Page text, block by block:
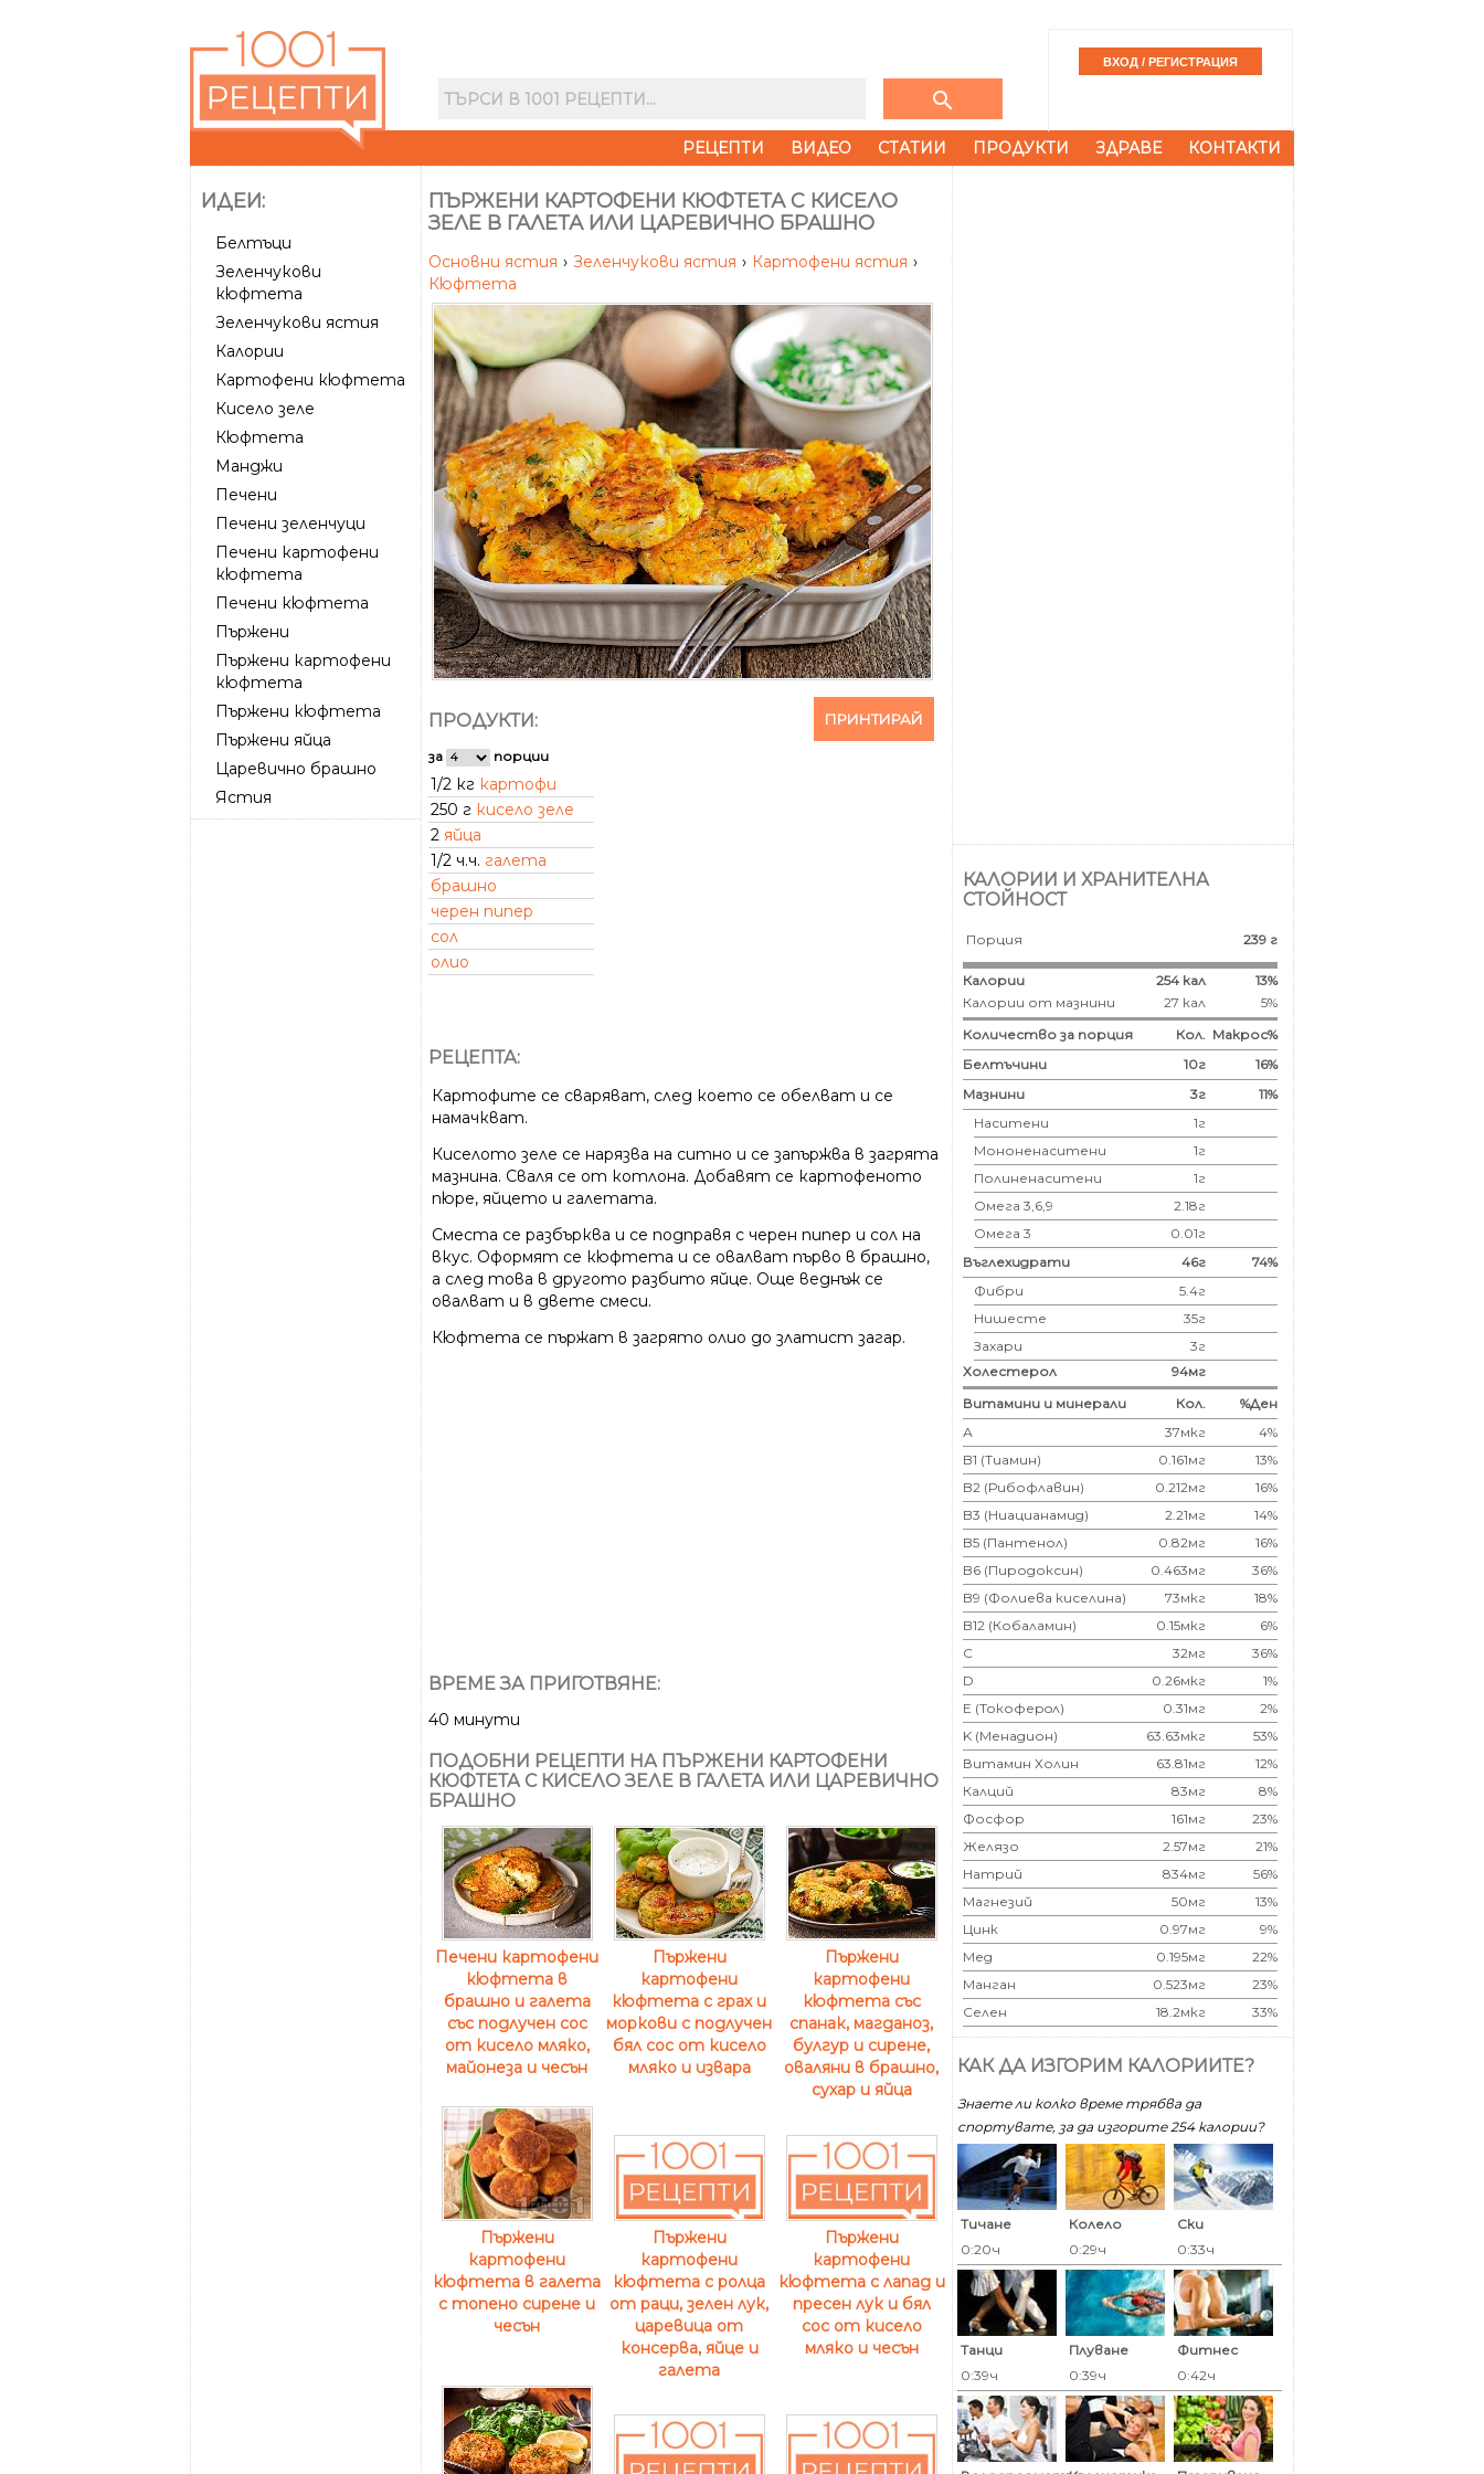
search
РЕЦЕПТИ ВИДЕО СТАТИИ ПРОДУКТИ ЗДРАВЕ КОНТАКТИ
ИДЕИ:
Белтъци
Зеленчукови
кюфтета
Зеленчукови ястия
Калории
Картофени кюфтета
Кисело зеле
Кюфтета
Манджи
Печени
Печени зеленчуци
Печени картофени
кюфтета
Печени кюфтета
Пържени
Пържени картофени
кюфтета
Пържени кюфтета
Пържени яйца
Царевично брашно
Ястия
ПЪРЖЕНИ КАРТОФЕНИ КЮФТЕТА С КИСЕЛО
ЗЕЛЕ В ГАЛЕТА ИЛИ ЦАРЕВИЧНО БРАШНО
Основни ястия › Зеленчукови ястия › Картофени ястия ›
Кюфтета
ПРИНТИРАЙ
ПРОДУКТИ:
за порции
1/2 кг картофи
250 г кисело зеле
2 яйца
1/2 ч.ч. галета
брашно
черен пипер
сол
олио
РЕЦЕПТА:
Картофите се сваряват, след което се обелват и се
намачкват.
Киселото зеле се нарязва на ситно и се запържва в загрята
мазнина. Сваля се от котлона. Добавят се картофеното
пюре, яйцето и галетата.
Сместа се разбърква и се подправя с черен пипер и сол на
вкус. Оформят се кюфтета и се овалват първо в брашно,
а след това в другото разбито яйце. Още веднъж се
овалват и в двете смеси.
Кюфтета се пържат в загрято олио до златист загар.
ВРЕМЕ ЗА ПРИГОТВЯНЕ:
40 минути
ПОДОБНИ РЕЦЕПТИ НА ПЪРЖЕНИ КАРТОФЕНИ
КЮФТЕТА С КИСЕЛО ЗЕЛЕ В ГАЛЕТА ИЛИ ЦАРЕВИЧНО
БРАШНО
Печени картофени
кюфтета в
брашно и галета
със подлучен сос
от кисело мляко,
майонеза и чесън
Пържени
картофени
кюфтета с грах и
моркови с подлучен
бял сос от кисело
мляко и извара
Пържени
картофени
кюфтета със
спанак, магданоз,
булгур и сирене,
оваляни в брашно,
сухар и яйца
Пържени
картофени
кюфтета в галета
с топено сирене и
чесън
Пържени
картофени
кюфтета с ролца
от раци, зелен лук,
царевица от
консерва, яйце и
галета
Пържени
картофени
кюфтета с лапад и
пресен лук и бял
сос от кисело
мляко и чесън
КАЛОРИИ И ХРАНИТЕЛНА
СТОЙНОСТ
Порция 239 г
Калории 254 кал
13%
Калории от мазнини
27 кал
5%
Количество за порция
Кол. Макрос%
Белтъчини
10г
16%
Мазнини
3г
11%
Наситени
1г
Мононенаситени
1г
Полиненаситени
1г
Омега 3,6,9
2.18г
Омега 3
0.01г
Въглехидрати
46г
74%
Фибри
5.4г
Нишесте
35г
Захари
3г
Холестерол
94мг
Витамини и минерали
Кол.
%Ден
А
37мкг
4%
B1 (Тиамин)
0.161мг
13%
B2 (Рибофлавин)
0.212мг
16%
B3 (Ниацианамид)
2.21мг
14%
B5 (Пантенол)
0.82мг
16%
B6 (Пиродоксин)
0.463мг
36%
B9 (Фолиева киселина)
73мкг
18%
B12 (Кобаламин)
0.15мкг
6%
C
32мг
36%
D
0.26мкг
1%
E (Токоферoл)
0.31мг
2%
K (Менадион)
63.63мкг
53%
Витамин Холин
63.81мг
12%
Калций
83мг
8%
Фосфор
161мг
23%
Желязо
2.57мг
21%
Натрий
834мг
56%
Магнезий
50мг
13%
Цинк
0.97мг
9%
Мед
0.195мг
22%
Манган
0.523мг
23%
Селен
18.2мкг 33%
КАК ДА ИЗГОРИМ КАЛОРИИТЕ?
Знаете ли колко време трябва да
спортувате, за да изгорите 254 калoрии?
Тичане
0:20ч
Колело
0:29ч
Ски
0:33ч
Танци
0:39ч
Плуване
0:39ч
Фитнес
0:42ч